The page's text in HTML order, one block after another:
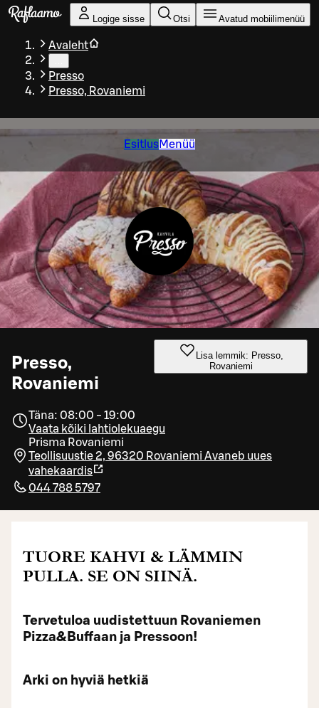
Liigu peamise sisu juurde
Logige sisse Otsi Avatud mobiilimenüü
Avaleht
Presso
Presso, Rovaniemi
EsitlusMenüü
Presso,
Rovaniemi
Lisa lemmik: Presso,
Rovaniemi
Täna: 08:00 - 19:00
Vaata kõiki lahtiolekuaegu
Prisma Rovaniemi
Teollisuustie 2, 96320 Rovaniemi Avaneb uues
vahekaardis
044 788 5797
TUORE KAHVI & LÄMMIN
PULLA. SE ON SIINÄ.
Tervetuloa uudistettuun Rovaniemen
Pizza&Buffaan ja Pressoon!
Arki on hyviä hetkiä